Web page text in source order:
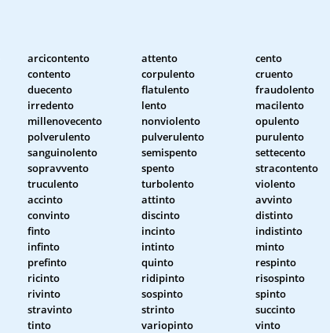
arcicontento attento
cento
contento corpulento
cruento
duecento flatulento
fraudolento
irredento lento
macilento
millenovecento nonviolento
opulento
polverulento pulverulento
purulento
sanguinolento semispento
settecento
sopravvento spento
stracontento
truculento turbolento
violento
accinto attinto
avvinto
convinto discinto
distinto
finto incinto
indistinto
infinto intinto
minto
prefinto quinto
respinto
ricinto ridipinto
risospinto
rivinto sospinto
spinto
stravinto strinto
succinto
tinto variopinto vinto